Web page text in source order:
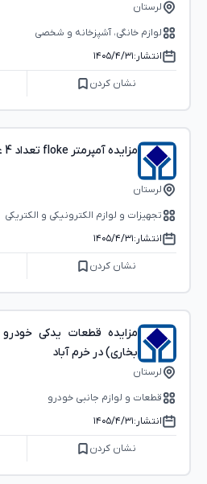
لرستان
لوازم خانگی، آشپزخانه و شخصی
انتشار:۱۴۰۵/۴/۳۱
نشان کردن
مزایده آمپرمتر floke تعداد 4 عدد در خرم آباد
لرستان
تجهیزات و لوازم الکترونیکی و الکتریکی
انتشار:۱۴۰۵/۴/۳۱
نشان کردن
مزایده قطعات یدکی
بخاری) در خرم آباد
لرستان
قطعات و لوازم جانبی خودرو
انتشار:۱۴۰۵/۴/۳۱
نشان کردن